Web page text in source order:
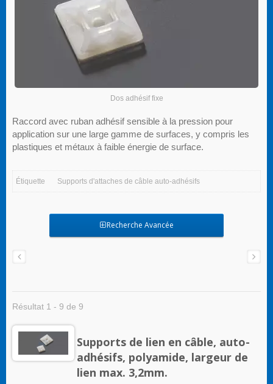
Dos adhésif fixe
Raccord avec ruban adhésif sensible à la pression pour
application sur une large gamme de surfaces, y compris les
plastiques et métaux à faible énergie de surface.
Étiquette Supports d'attaches de câble auto-adhésifs
Recherche Avancée
Résultat 1 - 9 de 9
Supports de lien en câble, auto-
adhésifs, polyamide, largeur de
lien max. 3,2mm.